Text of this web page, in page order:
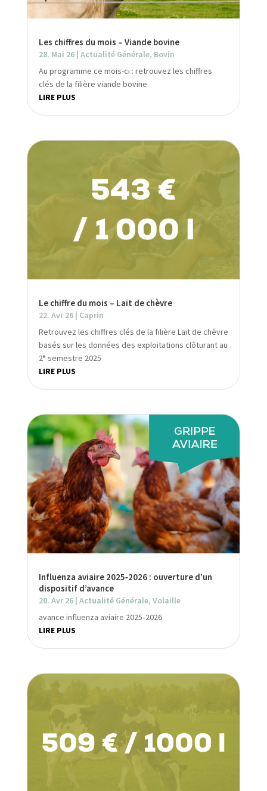
Les chiffres du mois – Viande bovine
28. Mai 26| Actualité Générale, Bovin
Au programme ce mois-ci : retrouvez les chiffres
clés de la filière viande bovine.
LIRE PLUS
Le chiffre du mois – Lait de chèvre
22. Avr 26| Caprin
Retrouvez les chiffres clés de la filière Lait de chèvre
basés sur les données des exploitations clôturant au
2ᵉ semestre 2025
LIRE PLUS
Influenza aviaire 2025‑2026 : ouverture d’un
dispositif d’avance
20. Avr 26| Actualité Générale, Volaille
avance influenza aviaire 2025‑2026
LIRE PLUS